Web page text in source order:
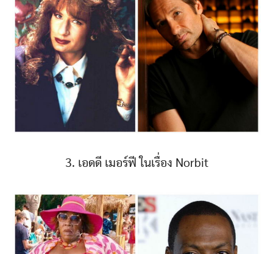
3. เอดดี เมอร์ฟี ในเรื่อง Norbit